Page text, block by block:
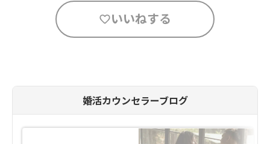
いいねする
婚活カウンセラーブログ